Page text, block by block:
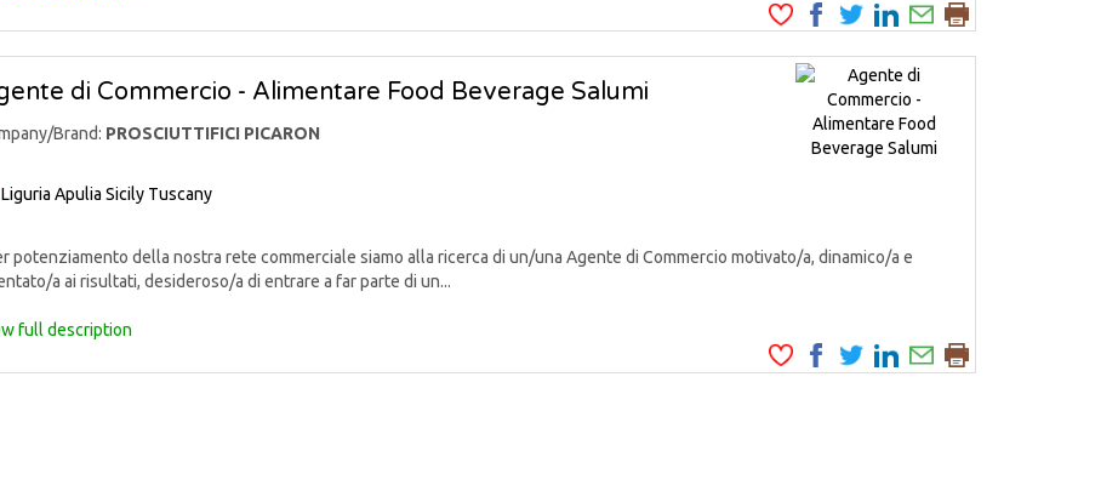
di Commercio - Alimentare Food Beverage Salumi
Brand: PROSCIUTTIFICI PICARON
Liguria Apulia Sicily Tuscany
potenziamento della nostra rete commerciale siamo alla ricerca di un/una Agente di Commercio motivato/a, dinamico/a e
a ai risultati, desideroso/a di entrare a far parte di un...
full description